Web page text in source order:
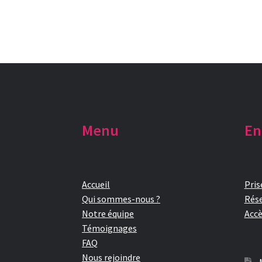
Menu
Accueil
Qui sommes-nous ?
Notre équipe
Témoignages
FAQ
Nous rejoindre